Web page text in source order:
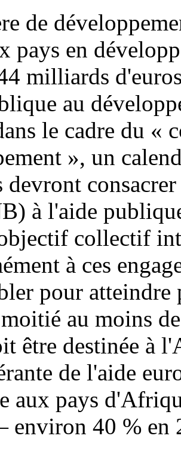
de
pays en
milliards
au
le cadre du «
», un
devront
à l'aide
collectif
à ces
pour atteindre
au moins
être destinée à
de l'aide
aux pays
40 % en